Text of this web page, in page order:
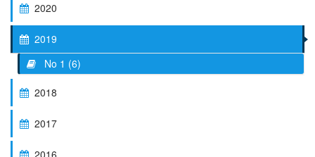
2020
2019
No 1 (6)
2018
2017
2016